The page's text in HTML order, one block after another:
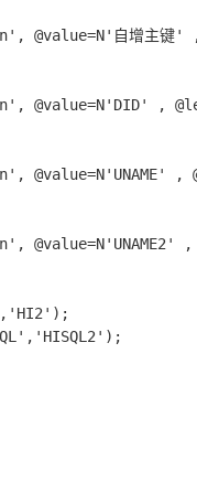
@value=N'自增主
@value=N'DID' ,
@value=N'UNAME'
@value=N'UNAME2'